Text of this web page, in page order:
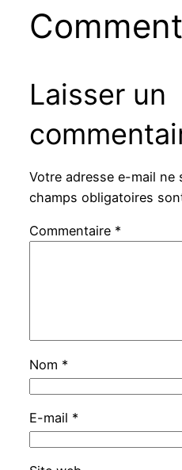
Laisser un
Votre adresse e-mail ne
champs obligatoires
Commentaire *
Nom *
E-mail *